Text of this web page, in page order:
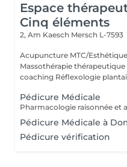
Espace
Cinq éléments
2, Am Kaesch Mersch L-7593
Acupuncture MTC/
Massothérapie
coaching Réflexologie
Pédicure Médicale
Pédicure Médicale à
Pédicure vérification